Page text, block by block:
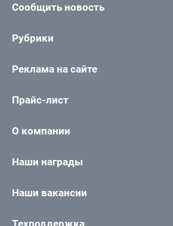
Сообщить новость
Рубрики
Реклама на сайте
Прайс-лист
О компании
Наши награды
Наши вакансии